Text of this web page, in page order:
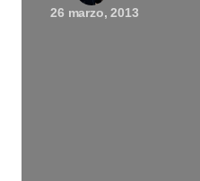
26 marzo, 2013